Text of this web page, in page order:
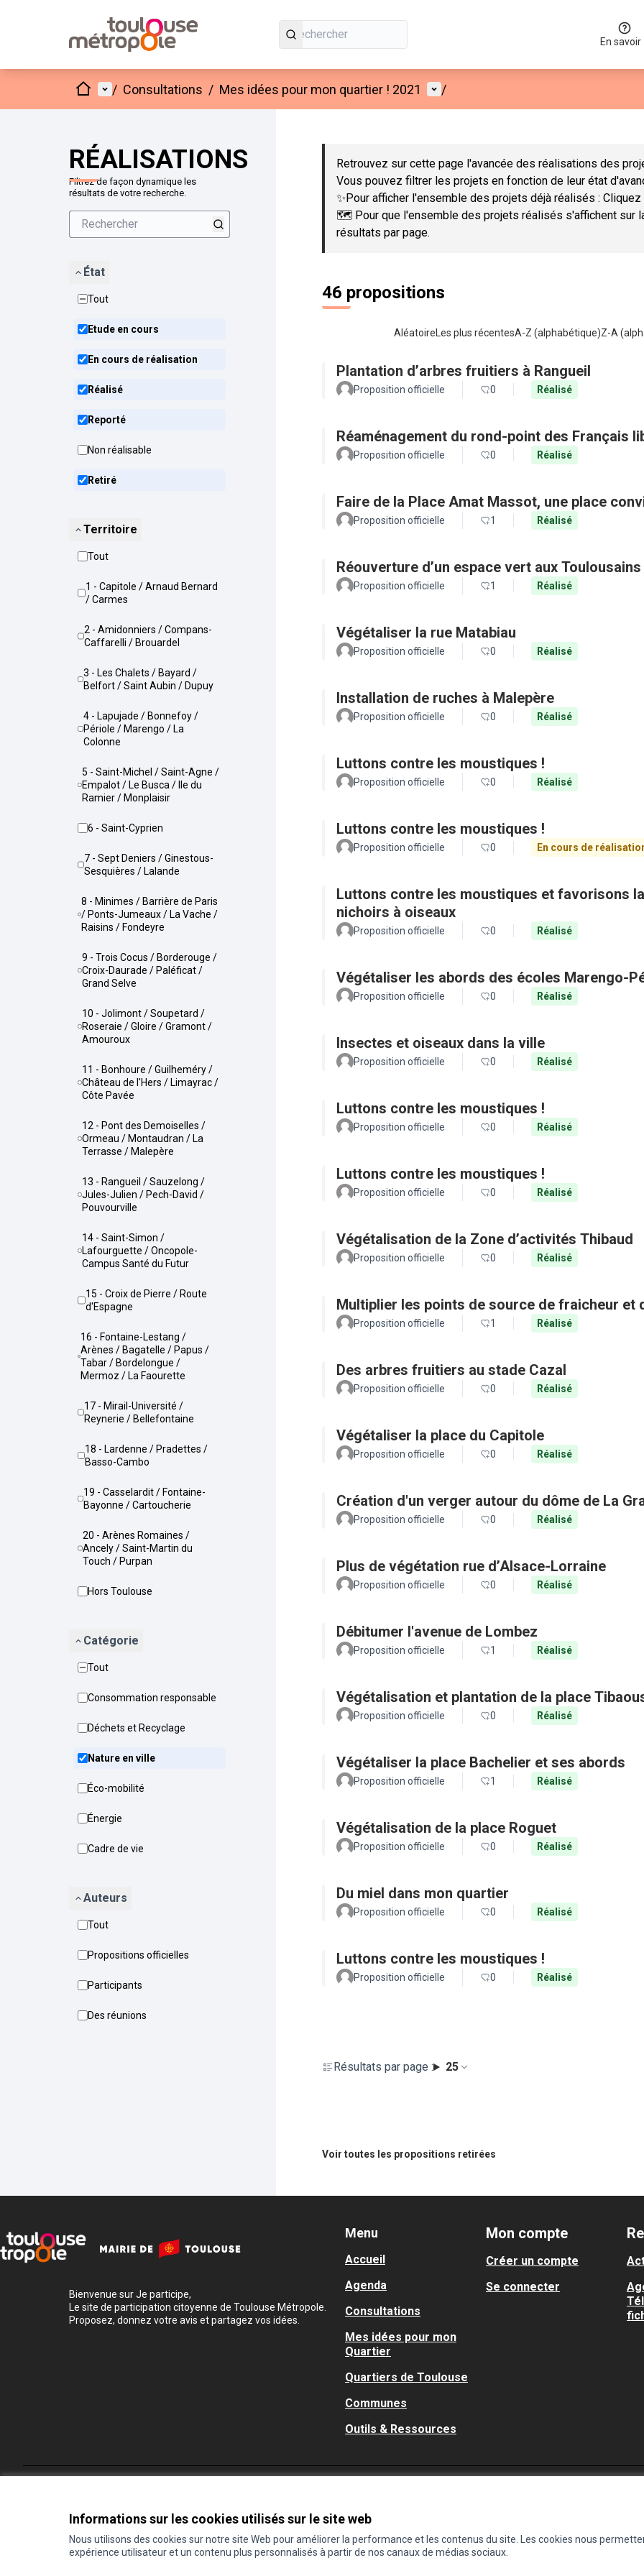
Informations sur les cookies utilisés sur le site web
Nous utilisons des cookies sur notre site Web pour améliorer la performance et les contenus du site. Les cookies nous
expérience utilisateur et un contenu plus personnalisés à partir de nos canaux de médias sociaux.
En savoir
AccueilMenu principal
/ Consultations / Mes idées pour mon quartier ! 2021 Menu utilisateur
/
RÉALISATIONS
Filtrez de façon dynamique les
résultats de votre recherche.
État
Tout
Etude en cours
En cours de réalisation
Réalisé
Reporté
Non réalisable
Retiré
Territoire
Tout
1 - Capitole / Arnaud Bernard
/ Carmes
2 - Amidonniers / Compans-
Caffarelli / Brouardel
3 - Les Chalets / Bayard /
Belfort / Saint Aubin / Dupuy
4 - Lapujade / Bonnefoy /
Périole / Marengo / La
Colonne
5 - Saint-Michel / Saint-Agne /
Empalot / Le Busca / Ile du
Ramier / Monplaisir
6 - Saint-Cyprien
7 - Sept Deniers / Ginestous-
Sesquières / Lalande
8 - Minimes / Barrière de Paris
/ Ponts-Jumeaux / La Vache /
Raisins / Fondeyre
9 - Trois Cocus / Borderouge /
Croix-Daurade / Paléficat /
Grand Selve
10 - Jolimont / Soupetard /
Roseraie / Gloire / Gramont /
Amouroux
11 - Bonhoure / Guilheméry /
Château de l'Hers / Limayrac /
Côte Pavée
12 - Pont des Demoiselles /
Ormeau / Montaudran / La
Terrasse / Malepère
13 - Rangueil / Sauzelong /
Jules-Julien / Pech-David /
Pouvourville
14 - Saint-Simon /
Lafourguette / Oncopole-
Campus Santé du Futur
15 - Croix de Pierre / Route
d'Espagne
16 - Fontaine-Lestang /
Arènes / Bagatelle / Papus /
Tabar / Bordelongue /
Mermoz / La Faourette
17 - Mirail-Université /
Reynerie / Bellefontaine
18 - Lardenne / Pradettes /
Basso-Cambo
19 - Casselardit / Fontaine-
Bayonne / Cartoucherie
20 - Arènes Romaines /
Ancely / Saint-Martin du
Touch / Purpan
Hors Toulouse
Catégorie
Tout
Consommation responsable
Déchets et Recyclage
Nature en ville
Éco-mobilité
Énergie
Cadre de vie
Auteurs
Tout
Propositions officielles
Participants
Des réunions
Passer la carte
Retrouvez sur cette page l'avancée des réalisations des
Vous pouvez filtrer les projets en fonction de leur état
✨Pour afficher l'ensemble des projets déjà réalisés :
🗺️ Pour que l'ensemble des projets réalisés s'affichent sur
résultats par page.
46 propositions
Aléatoire Les plus récentesA-Z (alphabétique)Z-A
Plantation d’arbres fruitiers à Rangueil
Proposition officielle 0 Réalisé
Réaménagement du rond-point des Français
Proposition officielle 0 Réalisé
Faire de la Place Amat Massot, une place
Proposition officielle 1 Réalisé
Réouverture d’un espace vert aux Toulousains
Proposition officielle 1 Réalisé
Végétaliser la rue Matabiau
Proposition officielle 0 Réalisé
Installation de ruches à Malepère
Proposition officielle 0 Réalisé
Luttons contre les moustiques !
Proposition officielle 0 Réalisé
Luttons contre les moustiques !
Proposition officielle 0 En cours de
Luttons contre les moustiques et favorisons
nichoirs à oiseaux
Proposition officielle 0 Réalisé
Végétaliser les abords des écoles Marengo-
Proposition officielle 0 Réalisé
Insectes et oiseaux dans la ville
Proposition officielle 0 Réalisé
Luttons contre les moustiques !
Proposition officielle 0 Réalisé
Luttons contre les moustiques !
Proposition officielle 0 Réalisé
Végétalisation de la Zone d’activités Thibaud
Proposition officielle 0 Réalisé
Multiplier les points de source de fraicheur et
Proposition officielle 1 Réalisé
Des arbres fruitiers au stade Cazal
Proposition officielle 0 Réalisé
Végétaliser la place du Capitole
Proposition officielle 0 Réalisé
Création d'un verger autour du dôme de La
Proposition officielle 0 Réalisé
Plus de végétation rue d’Alsace-Lorraine
Proposition officielle 0 Réalisé
Débitumer l'avenue de Lombez
Proposition officielle 1 Réalisé
Végétalisation et plantation de la place
Proposition officielle 0 Réalisé
Végétaliser la place Bachelier et ses abords
Proposition officielle 1 Réalisé
Végétalisation de la place Roguet
Proposition officielle 0 Réalisé
Du miel dans mon quartier
Proposition officielle 0 Réalisé
Luttons contre les moustiques !
Proposition officielle 0 Réalisé
Résultats par page : 25
Voir toutes les propositions retirées
Bienvenue sur Je participe,
Le site de participation citoyenne de Toulouse Métropole.
Proposez, donnez votre avis et partagez vos idées.
Menu
Accueil
Agenda
Consultations
Mes idées pour mon
Quartier
Quartiers de Toulouse
Communes
Outils & Ressources
Mon compte
Créer un compte
Se connecter